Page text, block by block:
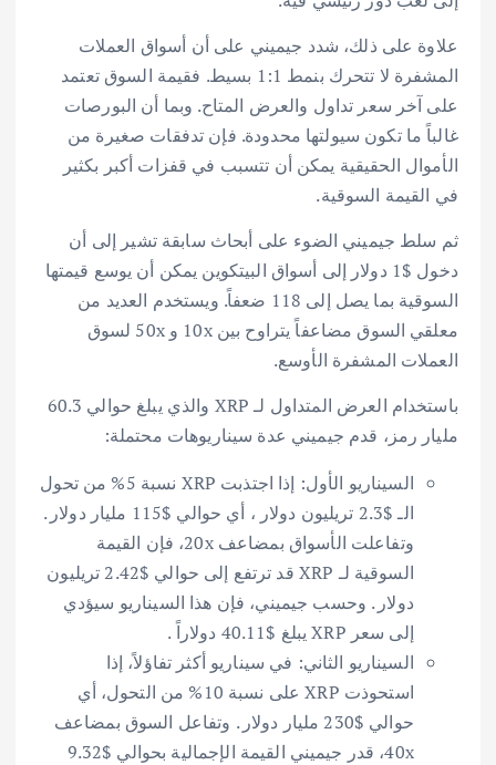
علاوة على ذلك، شدد جيميني على أن أسواق العملات
المشفرة لا تتحرك بنمط 1:1 بسيط. فقيمة السوق تعتمد
على آخر سعر تداول والعرض المتاح. وبما أن البورصات
غالباً ما تكون سيولتها محدودة. فإن تدفقات صغيرة من
الأموال الحقيقية يمكن أن تتسبب في قفزات أكبر بكثير
في القيمة السوقية.
ثم سلط جيميني الضوء على أبحاث سابقة تشير إلى أن
دخول $1 دولار إلى أسواق البيتكوين يمكن أن يوسع قيمتها
السوقية بما يصل إلى 118 ضعفاً. ويستخدم العديد من
معلقي السوق مضاعفاً يتراوح بين 10x و 50x لسوق
العملات المشفرة الأوسع.
باستخدام العرض المتداول لـ XRP والذي يبلغ حوالي 60.3
مليار رمز، قدم جيميني عدة سيناريوهات محتملة:
السيناريو الأول: إذا اجتذبت XRP نسبة 5% من تحول
الـ $2.3 تريليون دولار ، أي حوالي $115 مليار دولار .
وتفاعلت الأسواق بمضاعف 20x، فإن القيمة
السوقية لـ XRP قد ترتفع إلى حوالي $2.42 تريليون
دولار . وحسب جيميني، فإن هذا السيناريو سيؤدي
إلى سعر XRP يبلغ $40.11 دولاراً .
السيناريو الثاني: في سيناريو أكثر تفاؤلاً، إذا
استحوذت XRP على نسبة 10% من التحول، أي
حوالي $230 مليار دولار . وتفاعل السوق بمضاعف
40x، قدر جيميني القيمة الإجمالية بحوالي $9.32